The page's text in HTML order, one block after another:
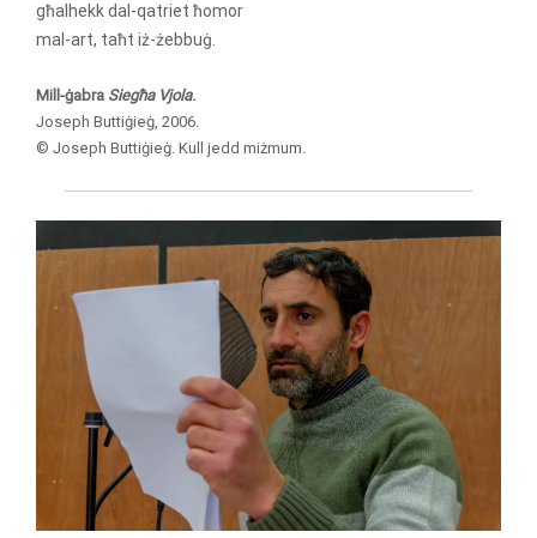
għalhekk dal-qatriet ħomor
mal-art, taħt iż-żebbuġ.
Mill-ġabra Siegħa Vjola.
Joseph Buttiġieġ, 2006.
© Joseph Buttiġieġ. Kull jedd miżmum.